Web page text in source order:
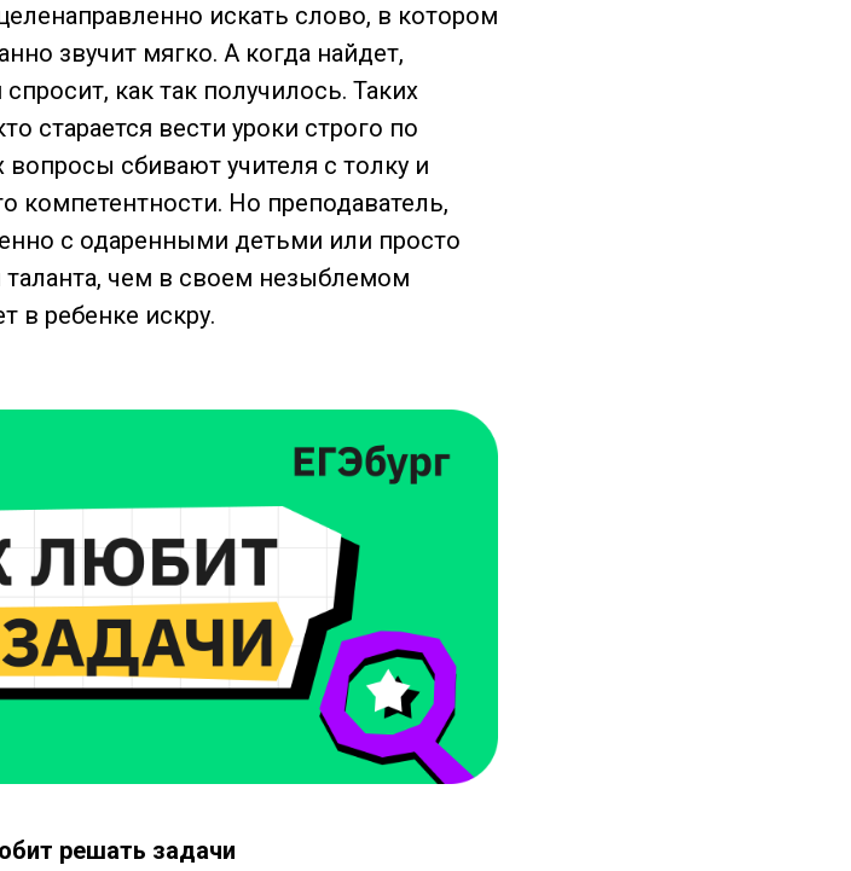
искать слово, в котором
звучит мягко. А когда найдет,
как так получилось. Таких
старается вести уроки строго по
вопросы сбивают учителя с толку и
компетентности. Но преподаватель,
с одаренными детьми или просто
чем в своем незыблемом
в ребенке искру.
решать задачи